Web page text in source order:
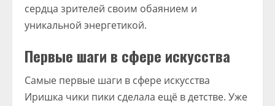
сердца зрителей своим обаянием и
уникальной энергетикой.
Первые шаги в сфере искусства
Самые первые шаги в сфере искусства
Иришка чики пики сделала ещё в детстве. Уже